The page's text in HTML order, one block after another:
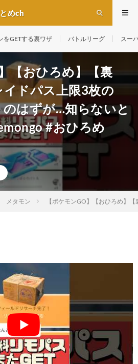
めch
をGETする裏ワザ バトルリーグ スー
【おひろめ】【裏
ドパス上限3枚の
のはずが…知らないと
#おひろめ
メタモン 【ポケモンGO】【おひろめ】